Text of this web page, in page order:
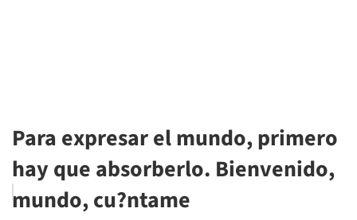
Para expresar el mundo, primero
hay que absorberlo. Bienvenido,
mundo, cu?ntame